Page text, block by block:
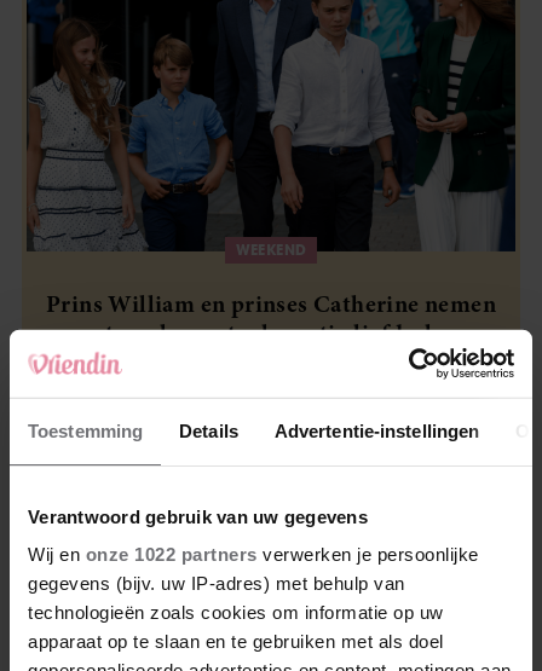
Toestemming Details Advertentie-instellingen
Verantwoord gebruik van uw gegevens
Wij en onze 1022 partners verwerken je persoonlijke
gegevens (bijv. uw IP-adres) met behulp van
technologieën zoals cookies om informatie op uw
apparaat op te slaan en te gebruiken met als doel
WEEKEND
Prins William en prinses Catherine nemen
maatregel voor toekomstig liefdesleven
Yentl Spijk
Yentl Spijk is freelance redacteur bij Vriendin. Op
Instagram heeft zij een eigen community opgebouwd
om anderen te inspireren om in zichzelf te blijven
geloven. In 2023 bracht Yentl haar eerste roman